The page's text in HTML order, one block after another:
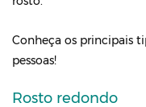
Conheça os principais
pessoas!
Rosto redondo